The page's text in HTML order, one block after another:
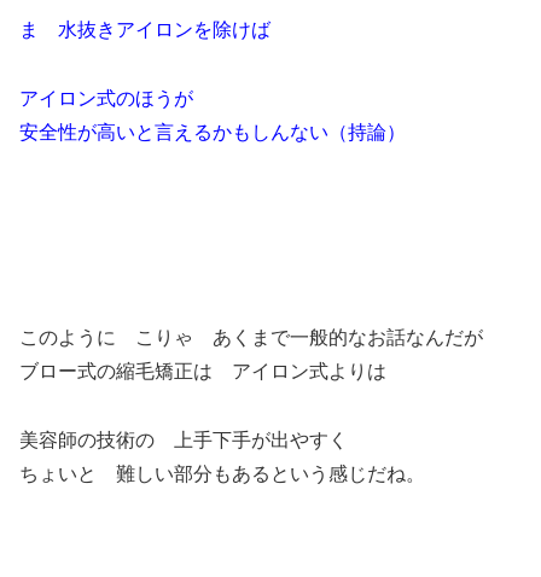
ま 水抜きアイロンを除けば
アイロン式のほうが
安全性が高いと言えるかもしんない（持論）
このように こりゃ あくまで一般的なお話なんだが
ブロー式の縮毛矯正は アイロン式よりは
美容師の技術の 上手下手が出やすく
ちょいと 難しい部分もあるという感じだね。